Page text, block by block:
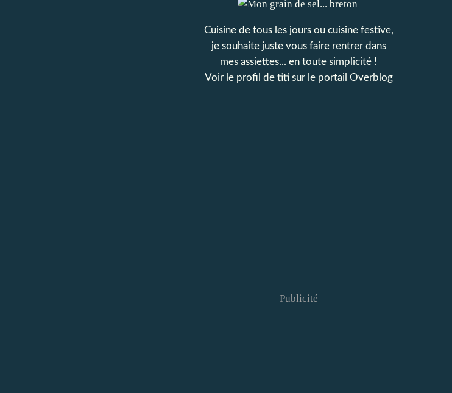
Cuisine de tous les jours ou cuisine festive,
je souhaite juste vous faire rentrer dans
mes assiettes... en toute simplicité !
Voir le profil de titisur le portail Overblog
Publicité